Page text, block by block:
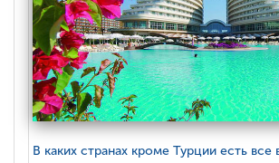
В каких странах кроме Турции есть все